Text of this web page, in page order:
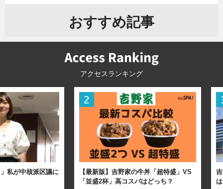
おすすめ記事
アクセスランキング
私が中核派区議に
【最新版】吉野家の牛丼「超特盛」VS
「並盛2杯」高コスパはどっち？